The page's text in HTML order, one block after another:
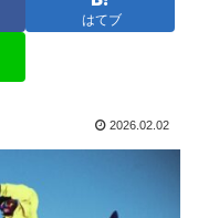
はてブ
2026.02.02